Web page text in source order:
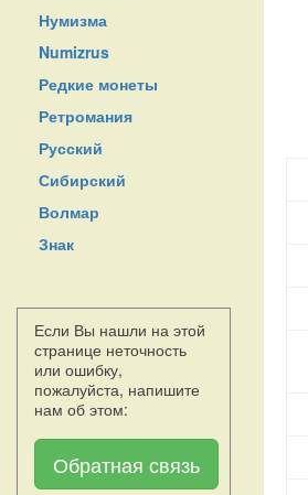
Нумизма
Numizrus
Редкие монеты
Ретромания
Русский
Сибирский
Волмар
Знак
Если Вы нашли на этой
странице неточность
или ошибку,
пожалуйста, напишите
нам об этом:
Обратная связь